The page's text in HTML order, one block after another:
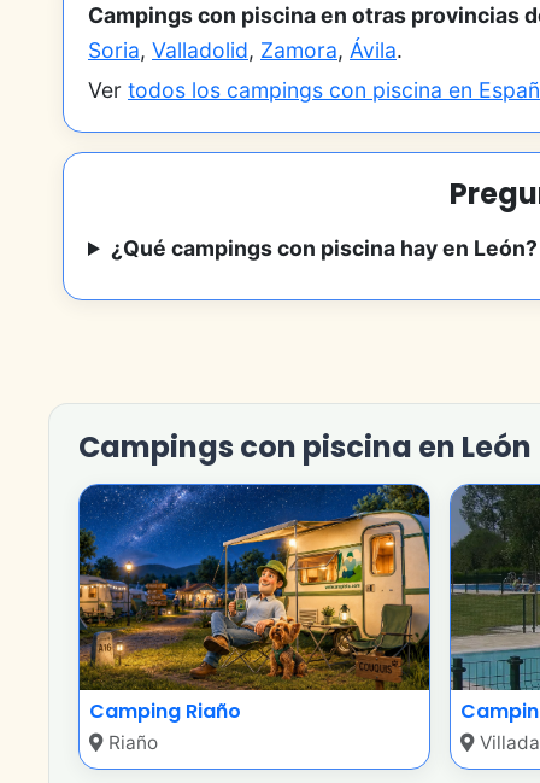
Campings con piscina en otras provincias
Soria, Valladolid, Zamora, Ávila.
Ver todos los campings con piscina en
¿Qué campings con piscina hay en León?
Campings con piscina en León
Camping Riaño
Riaño